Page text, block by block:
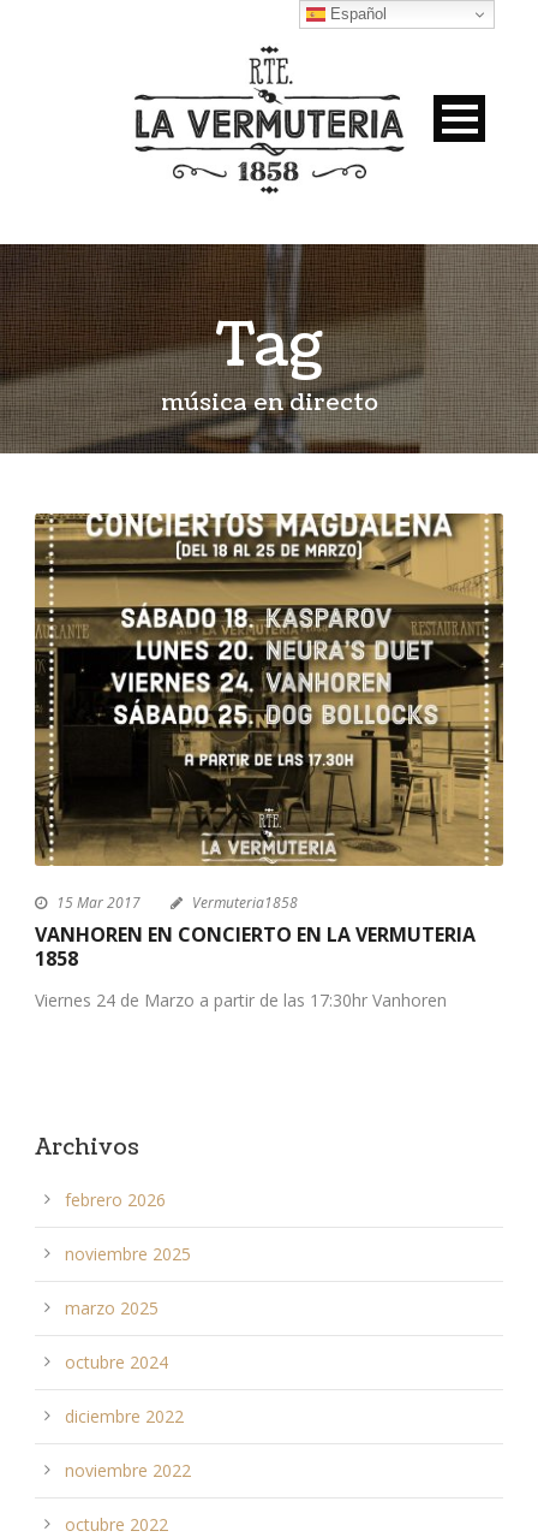
Tag
música en directo
15 Mar 2017 Vermuteria1858
VANHOREN EN CONCIERTO EN LA VERMUTERIA
1858
Viernes 24 de Marzo a partir de las 17:30hr Vanhoren
Archivos
febrero 2026
noviembre 2025
marzo 2025
octubre 2024
diciembre 2022
noviembre 2022
octubre 2022
Español